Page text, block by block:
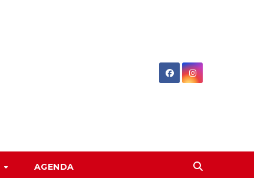
AGENDA